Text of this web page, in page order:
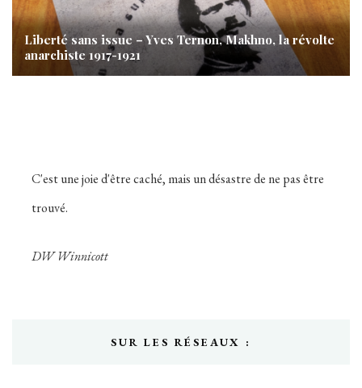
Liberté sans issue – Yves Ternon, Makhno, la révolte
anarchiste 1917-1921
C'est une joie d'être caché, mais un désastre de ne pas être
trouvé.
DW Winnicott
SUR LES RÉSEAUX :